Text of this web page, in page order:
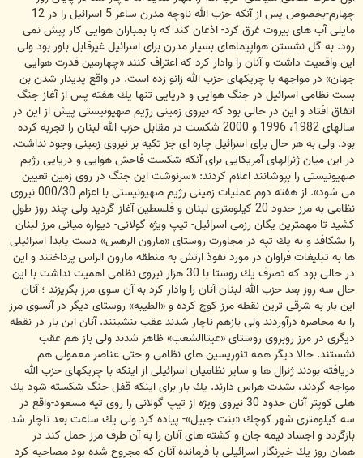
چهارم-بخصوص پس از آنكه حزب الله ناوچه مدرن ساعر 5 اسرائیل را در 12
مایلی آب های بیروت غرق كرد- اذعان كند كه با بمباران هوایی كار پیش نمی
رود. به گل نشستن هواپیماهای بسیار مدرن برای اسرائیل غیرقابل باور بود ولی
این واقعیت داشت و آنان را وادار كرد كه اعتراف كنند «چهارمین قدرت هوایی
جهان» در مواجهه با چریكهای حزب الله زانو زده است. در واقع پدیدار شدن بن
بست نظامی اسرائیل در جنگ هوایی و دریایی تنها یك هفته پس از آغاز جنگ
اتفاق افتاد و این در حالی بود كه نیروی زمینی رژیم صهیونیستی پیش از این در
سالهای 1982، 1996 و 2000 شكست در مقابل حزب الله لبنان را تجربه كرده
بود. ولی به هر حال برای اسرائیل چاره ای جز تكیه بر نیروی زمینی وجود نداشت.
در این میان ژنرالهای آمریكایی برای آنكه شكست فاحش هوایی و دریایی رژیم
صهیونیستی را بپوشانند اعلام كردند: «سرنوشت این جنگ در روی زمین تعیین
می شود». از هفته دوم عملیات زمینی رژیم صهیونیستی با اعزام 000/30 نیروی
نظامی به مرز حدود 20 كیلومتری لبنان و فلسطین آغاز گردید ولی چند روز طول
كشید تا مهمترین یگان رزمی اسرائیل- تیپ ویژه گولانی- دیواره میانی مرز لبنان
را بشكافد و به یك تپه در مجاورت روستای «مارون الرهس» دست یابد! اسرائیلی
ها به تبلیغات فراوان در مورد نفوذ ارتش به منطقه مارون الراس پرداختند و این
در حالی بود كه تصرف یك روستا با 30 هزار نیروی نظامی اهمیت نداشت با این
حال سه روز بعد حزب الله لبنان آنان را وادار كرد به آن سوی مرز بگریزند ؛ آنان
این بار به شرقی ترین نقطه مرز كوچ كرده و «الطیبه» روستای دیگر در آنسوی مرز
را به محاصره درآوردند ولی بازهم ناچار شدند عقب بنشینند. آنان این بار در نقطه
دیگری در مرز روبروی روستای «عیتاالشعب» ظاهر شدند ولی باز هم عقب
نشستند. حالا دیگر همه تئوریسین های نظامی و حتی عناصر معمولی هم
دریافته بودند ژنرال ها و سایر نظامیان اسرائیلی از اینكه با چریكهای حزب الله
مواجه گردند، بشدت هراس دارند. یك بار برای اینكه قفل جنگ شكسته شود یك
هلی كوپتر آنان حدود 30 نیروی ویژه از تیپ گولانی را روی تپه مسعود-واقع در
سه كیلومتری شهر كوچك «بنت جبیل»- پیاده كرد ولی یك ساعت بعد ناچار شد
بازگردد و اجساد نیمه جان و كشته های آنان را به آن طرف مرز حمل كند در
همان روز یك خبرنگار اسرائیلی با فرمانده آنان كه مجروح شده بود مصاحبه كرد